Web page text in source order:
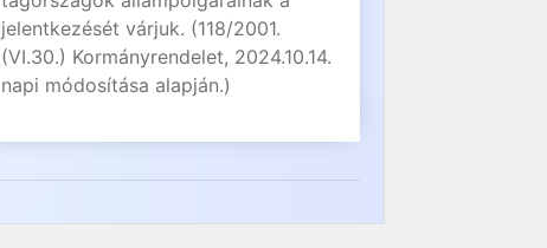
jelentkezését várjuk. (118/2001.
(VI.30.) Kormányrendelet, 2024.10.14.
napi módosítása alapján.)